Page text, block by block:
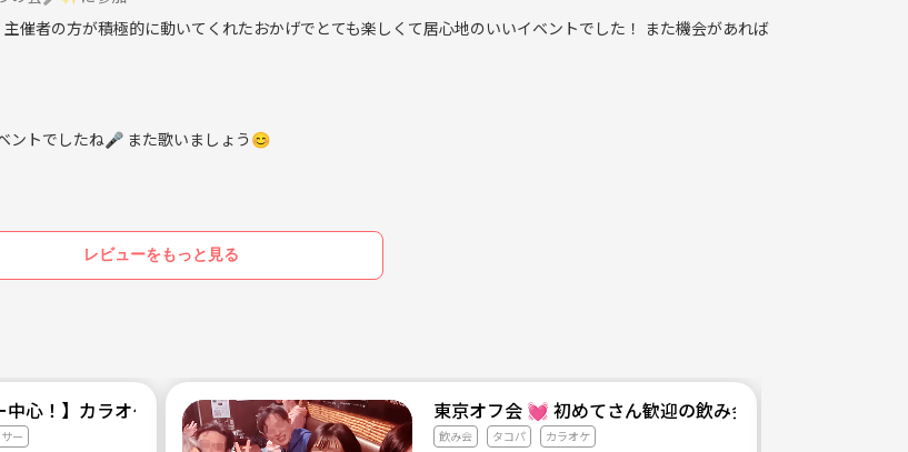
催者の方が積極的に動いてくれたおかげでとても楽しくて居心地のいいイベントでした！ また機会があれば
ントでしたね🎤 また歌いましょう😊
レビューをもっと見る
中心！】カラオケサークル🎤
ー
東京オフ会 💓 初めてさん歓迎の飲み会です 💓 男女関係
飲み会 タコパ カラオケ